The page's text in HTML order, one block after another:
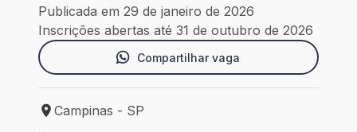
Publicada em 29 de janeiro de 2026
Inscrições abertas até 31 de outubro de 2026
Compartilhar vaga
Local de trabalho: Campinas - SP
Campinas - SP